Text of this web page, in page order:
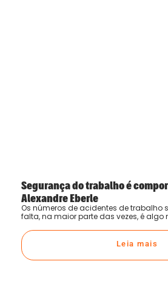
Segurança do trabalho é
Alexandre Eberle
Os números de acidentes de trabalho
falta, na maior parte das vezes, é algo
Leia mais